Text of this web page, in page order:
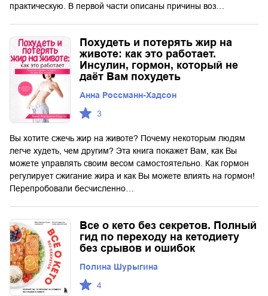
практическую. В первой части описаны причины воз…
Похудеть и потерять жир на
животе: как это работает.
Инсулин, гормон, который не
даёт Вам похудеть
Анна Россманн-Хадсон
3
Вы хотите сжечь жир на животе? Почему некоторым людям
легче худеть, чем другим? Эта книга покажет Вам, как Вы
можете управлять своим весом самостоятельно. Как гормон
регулирует сжигание жира и как Вы можете влиять на гормон!
Перепробовали бесчисленно…
Все о кето без секретов. Полный
гид по переходу на кетодиету
без срывов и ошибок
Полина Шурыгина
4